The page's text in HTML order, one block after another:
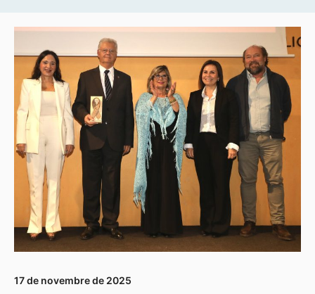
17 de novembre de 2025